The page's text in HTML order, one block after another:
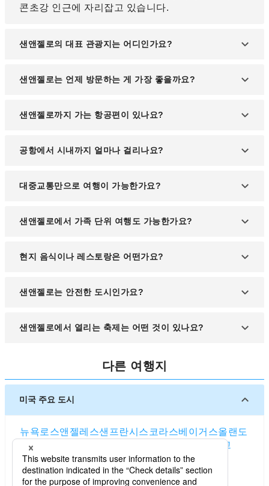
콘초강 인근에 자리잡고 있습니다.
샌앤젤로의 대표 관광지는 어디인가요?
포트 콘초, 샌앤젤로 미술관, 인터내셔널 워터릴리 컬
샌앤젤로는 언제 방문하는 게 가장 좋을까요?
3월부터 5월, 9월부터 11월 사이가 날씨가 온화하고
샌앤젤로까지 가는 항공편이 있나요?
네, 댈러스 포트워스 국제공항을 경유해 샌앤젤로 리
공항에서 시내까지 얼마나 걸리나요?
샌앤젤로 리저널 공항에서 도심까지는 차량으로 약
대중교통만으로 여행이 가능한가요?
일부 버스 노선이 있지만 관광객에게는 렌터카나 택
샌앤젤로에서 가족 단위 여행도 가능한가요?
예, 공원, 미술관, 어린이 체험 공간 등이 잘 마련되어
현지 음식이나 레스토랑은 어떤가요?
텍사스 스타일 바비큐, 멕시코 요리, 로컬 카페 등 다
샌앤젤로는 안전한 도시인가요?
일반적으로 안전한 도시로 평가되며, 관광지 주변은
샌앤젤로에서 열리는 축제는 어떤 것이 있나요?
스톡 쇼 앤 로데오, 다운타운 아트 워크, 크리스마스
라이트 페스티벌 등 계절별 축제가 열립니다.
다른 여행지
미국 주요 도시
뉴욕 로스앤젤레스샌프란시스코라스베이거스올랜도
시애틀
샌디에고
애틀랜타휴스턴솔트레이크시티마이애미
포틀랜드 (오리건주)